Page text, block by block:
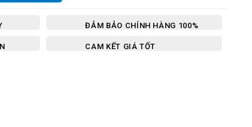
ĐẢM BẢO CHÍNH HÀNG 100%
CAM KẾT GIÁ TỐT